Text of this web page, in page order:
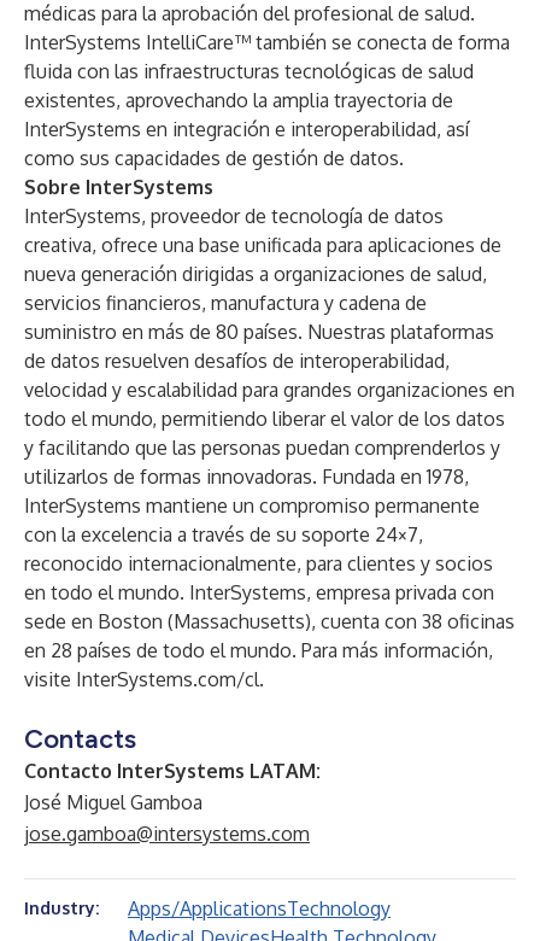
médicas para la aprobación del profesional de salud.
InterSystems IntelliCare™ también se conecta de forma
fluida con las infraestructuras tecnológicas de salud
existentes, aprovechando la amplia trayectoria de
InterSystems en integración e interoperabilidad, así
como sus capacidades de gestión de datos.
Sobre InterSystems
InterSystems, proveedor de tecnología de datos
creativa, ofrece una base unificada para aplicaciones de
nueva generación dirigidas a organizaciones de salud,
servicios financieros, manufactura y cadena de
suministro en más de 80 países. Nuestras plataformas
de datos resuelven desafíos de interoperabilidad,
velocidad y escalabilidad para grandes organizaciones en
todo el mundo, permitiendo liberar el valor de los datos
y facilitando que las personas puedan comprenderlos y
utilizarlos de formas innovadoras. Fundada en 1978,
InterSystems mantiene un compromiso permanente
con la excelencia a través de su soporte 24×7,
reconocido internacionalmente, para clientes y socios
en todo el mundo. InterSystems, empresa privada con
sede en Boston (Massachusetts), cuenta con 38 oficinas
en 28 países de todo el mundo. Para más información,
visite InterSystems.com/cl.
Contacts
Contacto InterSystems LATAM:
José Miguel Gamboa
jose.gamboa@intersystems.com
Industry: Apps/ApplicationsTechnology